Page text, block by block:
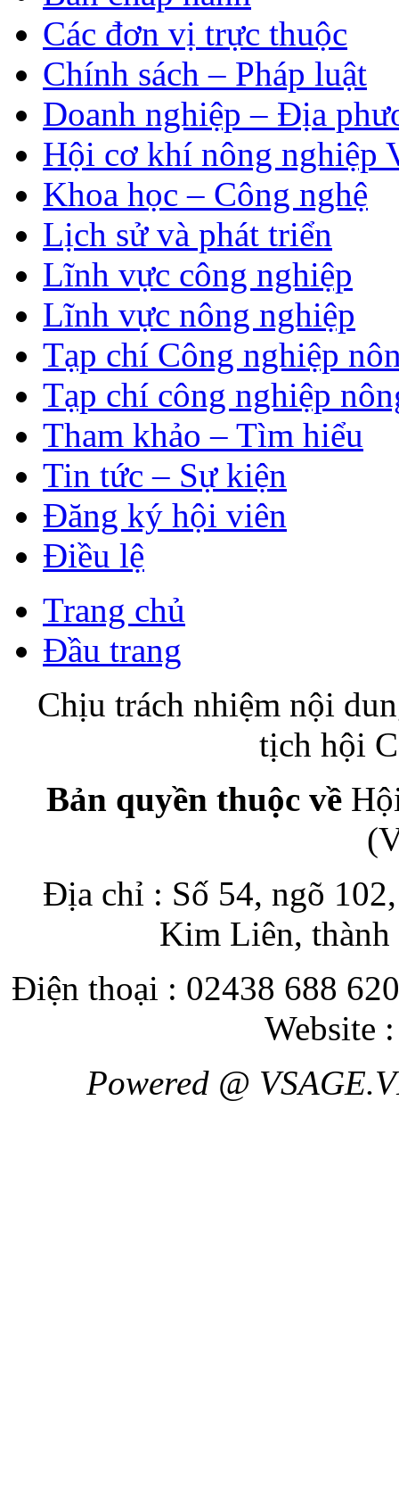
Các đơn vị trực thuộc
Chính sách – Pháp luật
Doanh nghiệp – Địa
Hội cơ khí nông nghiệp
Khoa học – Công nghệ
Lịch sử và phát triển
Lĩnh vực công nghiệp
Lĩnh vực nông nghiệp
Tạp chí Công nghiệp
Tạp chí công nghiệp
Tham khảo – Tìm hiểu
Tin tức – Sự kiện
Đăng ký hội viên
Điều lệ
Trang chủ
Đầu trang
Chịu trách nhiệm nội
tịch hội
Bản quyền thuộc về
Địa chỉ : Số 54, ngõ
Kim Liên,
Điện thoại : 02438 688
Website
Powered @